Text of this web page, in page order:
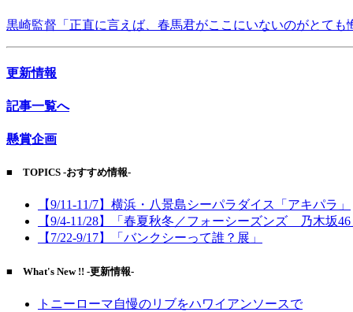
黒崎監督「正直に言えば、春馬君がここにいないのがとても
更新情報
記事一覧へ
懸賞企画
■ TOPICS -おすすめ情報-
【9/11-11/7】横浜・八景島シーパラダイス「アキパラ」
【9/4-11/28】「春夏秋冬／フォーシーズンズ 乃木坂46
【7/22-9/17】「バンクシーって誰？展」
■ What's New !! -更新情報-
トニーローマ自慢のリブをハワイアンソースで